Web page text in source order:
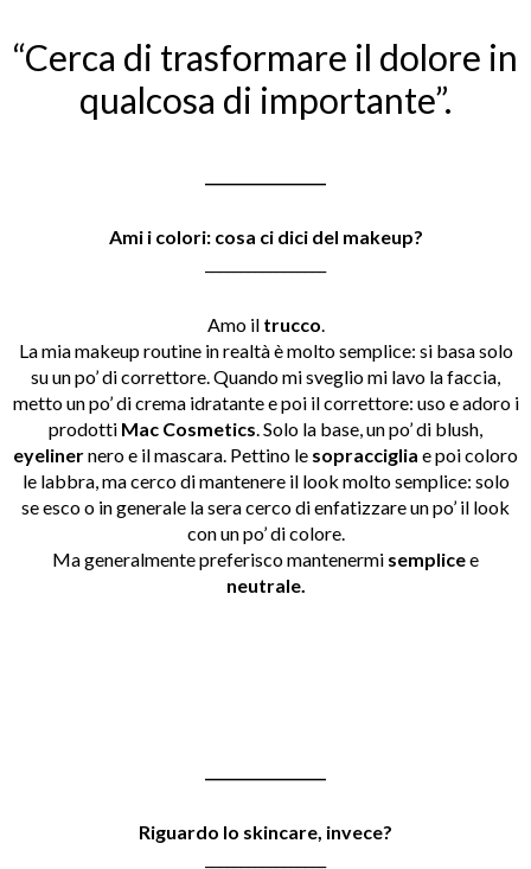
“Cerca di trasformare il dolore in
qualcosa di importante”.
Ami i colori: cosa ci dici del makeup?
Amo il trucco
La mia makeup routine in realtà è molto semplice: si basa solo
su un po’ di correttore. Quando mi sveglio mi lavo la faccia,
metto un po’ di crema idratante e poi il correttore: uso e adoro i
prodotti Mac Cosmetics . Solo la base, un po’ di blush,
eyelinernero e il mascara. Pettino le sopracciglia e poi coloro
le labbra, ma cerco di mantenere il look molto semplice: solo
se esco o in generale la sera cerco di enfatizzare un po’ il look
con un po’ di colore.
Ma generalmente preferisco mantenermi semplicee
neutrale.
Riguardo lo skincare, invece?